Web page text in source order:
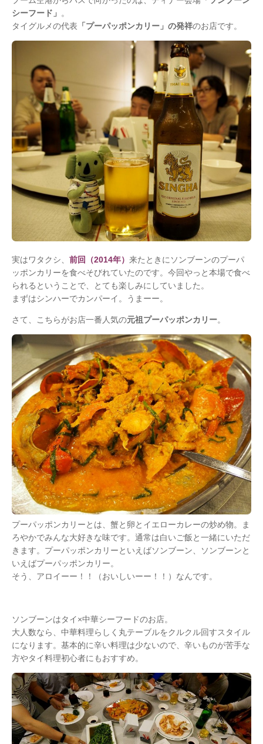
シーフード」 。
タイグルメの代表 「プーパッポンカリー」の発祥のお店です。
実はワタクシ、 前回（2014年） 来たときにソンブーンのプーパ
ッポンカリーを食べそびれていたのです。今回やっと本場で食べ
られるということで、とても楽しみにしていました。
まずはシンハーでカンパーイ。うまーー。
さて、こちらがお店一番人気の元祖プーパッポンカリー。
プーパッポンカリーとは、蟹と卵とイエローカレーの炒め物。ま
ろやかでみんな大好きな味です。通常は白いご飯と一緒にいただ
きます。プーパッポンカリーといえばソンブーン、ソンブーンと
いえばプーパッポンカリー。
そう、アロイーー！！（おいしいーー！！）なんです。
ソンブーンはタイ×中華シーフードのお店。
大人数なら、中華料理らしく丸テーブルをクルクル回すスタイル
になります。基本的に辛い料理は少ないので、辛いものが苦手な
方やタイ料理初心者にもおすすめ。